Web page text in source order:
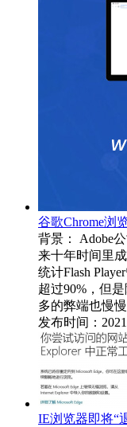
谷歌Chrome浏
背景： Adobe
来十年时间里
统计Flash
超过90%，但
多的弊端也慢
发布时间：
IE浏览器即将“